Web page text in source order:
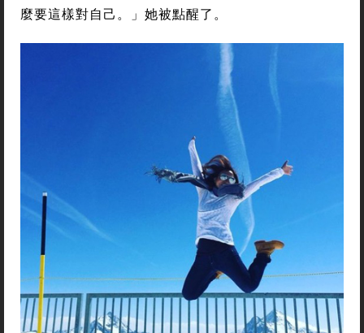
麼要這樣對自己。」她被點醒了。